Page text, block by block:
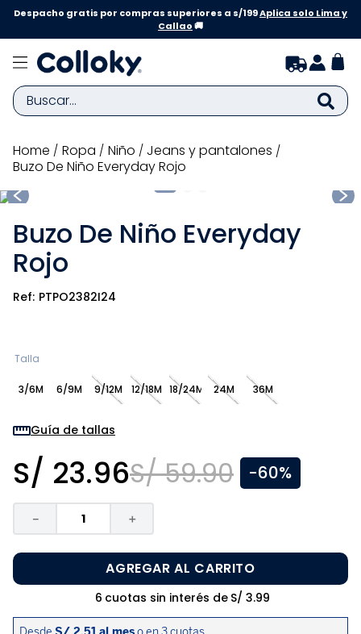
Despacho gratis por compras superiores a s/199Aplica solo Lima y
Callao🚚
Buscar...
ropa niño
jeans y pantalones
Buzo De Niño Everyday Rojo
Buzo De Niño Everyday
Rojo
PTPO2382I24
Talla
3/6M 6/9M 9/12M 12/18M 18/24M 24M 36M
Guía de tallas
S/ 23.96S/ 59.90 -60%
＋
－
AGREGAR AL CARRITO
6 cuotas sin interés de S/ 3.99
TÉRMINOS MÁS BUSCADOS
1.
zapatillas niña
2.
3.
medias
4.
sandalias
.
10. sandalias niño